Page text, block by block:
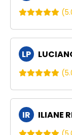
LP
IR ILIANE